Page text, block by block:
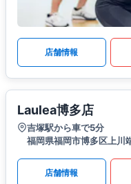
店舗情報
Laulea博多店
吉塚駅から車で5分
福岡県福岡市博多区上
店舗情報